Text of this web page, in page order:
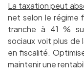
La taxation peut
net selon le régime
tranche à 41 %
sociaux voit plus
en fiscalité.
maintenir une